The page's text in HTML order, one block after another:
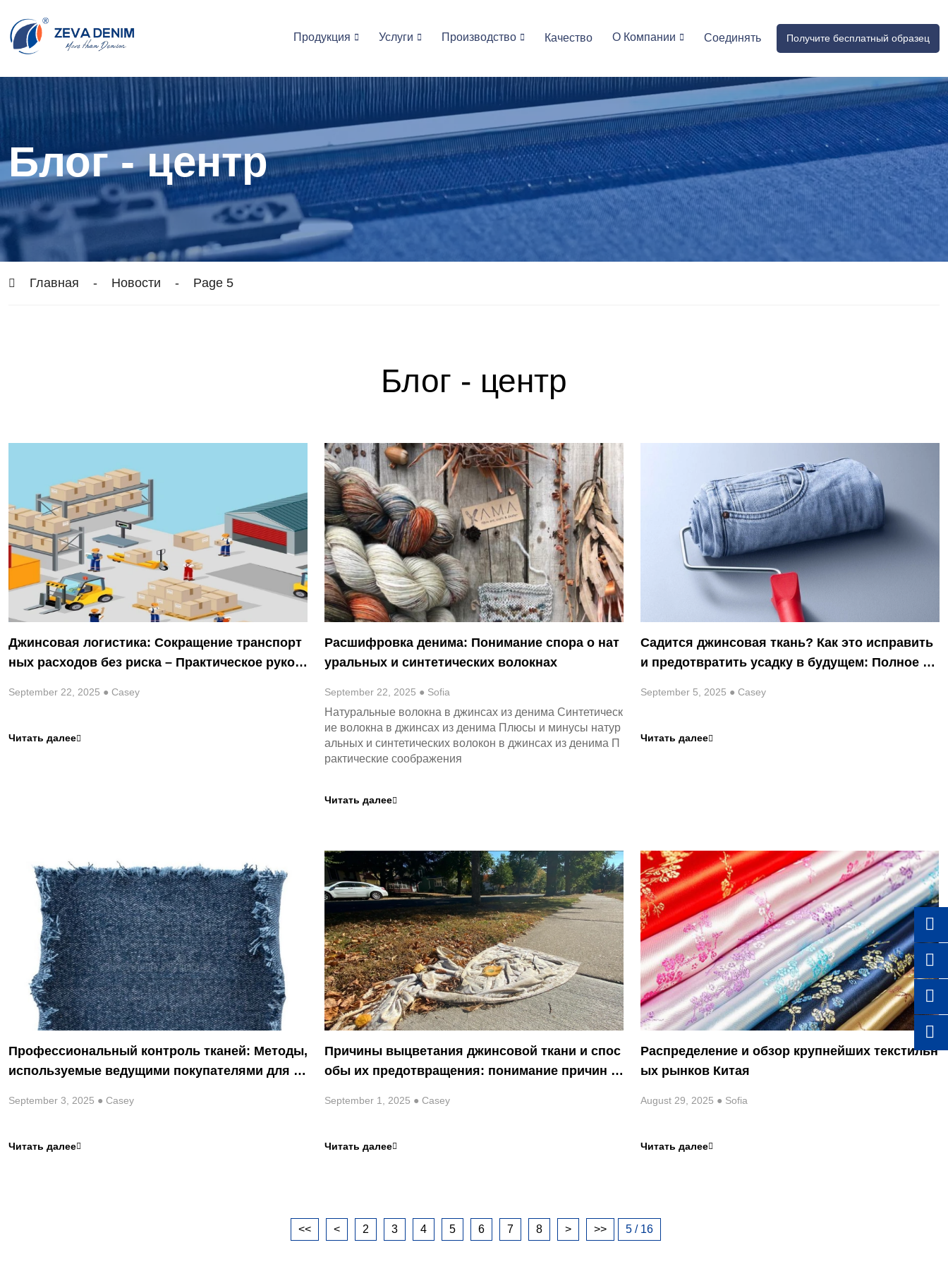
Продукция Услуги Производство Качество О Компании Соединять Получите бесплатный образец




Блог - центр
Главная - Новости - Page 5
Блог - центр
Джинсовая логистика: Сокращение транспорт
ных расходов без риска – Практическое руков
September 22, 2025 ● Casey
Читать далее
Расшифровка денима: Понимание спора о нат
уральных и синтетических волокнах
September 22, 2025 ● Sofia
Натуральные волокна в джинсах из денима Синтетическ
ие волокна в джинсах из денима Плюсы и минусы натур
альных и синтетических волокон в джинсах из денима П
рактические соображения
Читать далее
Садится джинсовая ткань? Как это исправить
и предотвратить усадку в будущем: Полное ру
September 5, 2025 ● Casey
Читать далее
Профессиональный контроль тканей: Методы,
используемые ведущими покупателями для о
September 3, 2025 ● Casey
Читать далее
Причины выцветания джинсовой ткани и спос
обы их предотвращения: понимание причин и
September 1, 2025 ● Casey
Читать далее
Распределение и обзор крупнейших текстильн
ых рынков Китая
August 29, 2025 ● Sofia
Читать далее
<< < 2 3 4 5 6 7 8 > >> 5 / 16